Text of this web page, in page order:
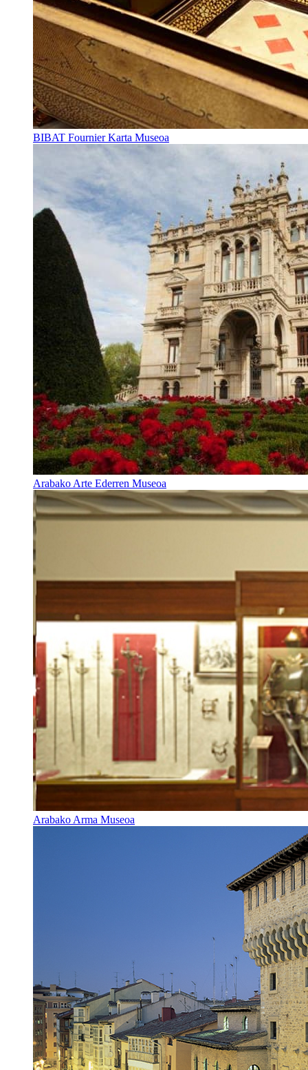
BIBAT Fournier Karta Museoa
Arabako Arte Ederren Museoa
Arabako Arma Museoa